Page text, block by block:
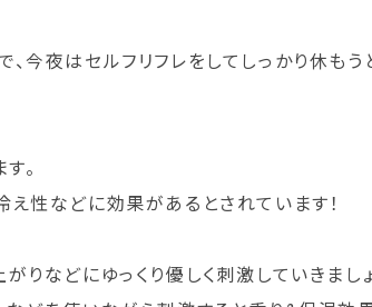
今夜はセルフリフレをしてしっかり休もう
。
性などに効果があるとされています！
りなどにゆっくり優しく刺激していきまし